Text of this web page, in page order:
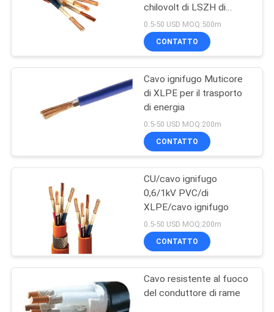
RICHIEDERE
PREVENTIVO
NEWS
DEL
POLITICA
PRIVACY
chilovolt di LSZH di
fuoco di cavo della
prova/cavo ignifugo
0.5-50 USD MOQ:500m
CONTATTO
Cavo ignifugo Muticore
di XLPE per il trasporto
di energia
0.5-50 USD MOQ:200m
CONTATTO
CU/cavo ignifugo
0,6/1kV PVC/di
XLPE/cavo ignifugo
0.5-50 USD MOQ:200m
CONTATTO
Cavo resistente al fuoco
del conduttore di rame